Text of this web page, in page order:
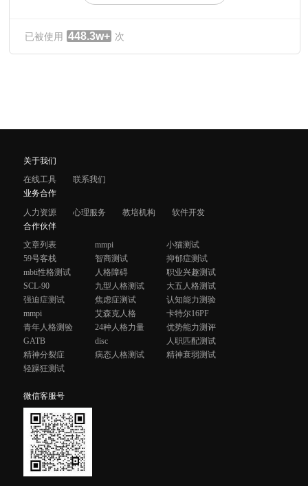
已被使用 448.3w+ 次
关于我们
在线工具
联系我们
业务合作
人力资源
心理服务 教培机构
软件开发
合作伙伴
文章列表
mmpi
小猫测试
59号客栈
智商测试
抑郁症测试
mbti性格测试
人格障碍
职业兴趣测试
SCL-90
九型人格测试
大五人格测试
强迫症测试
焦虑症测试
认知能力测验
mmpi
艾森克人格
卡特尔16PF
青年人格测验
24种人格力量
优势能力测评
GATB
disc
人职匹配测试
精神分裂症
病态人格测试
精神衰弱测试
轻躁狂测试
微信客服号